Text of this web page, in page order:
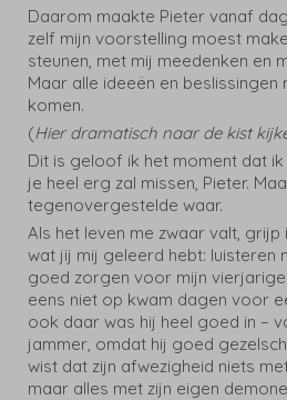
Daarom maakte Pieter vanaf
zelf mijn voorstelling moest
steunen, met mij meedenken en
Maar alle ideeën en beslissingen
komen.
(Hier dramatisch naar de kist
Dit is geloof ik het moment dat
je heel erg zal missen, Pieter.
tegenovergestelde waar.
Als het leven me zwaar valt,
wat jij mij geleerd hebt: luisteren
goed zorgen voor mijn
eens niet op kwam dagen voor
ook daar was hij heel goed in –
jammer, omdat hij goed
wist dat zijn afwezigheid niets
maar alles met zijn eigen